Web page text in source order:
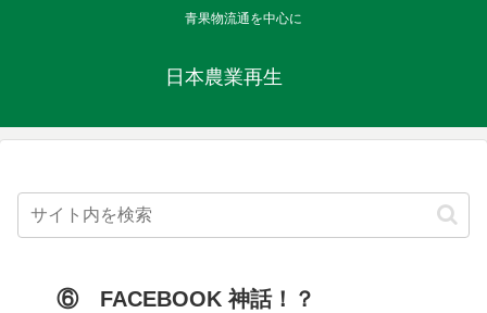
青果物流通を中心に
日本農業再生
⑥ FACEBOOK 神話！？